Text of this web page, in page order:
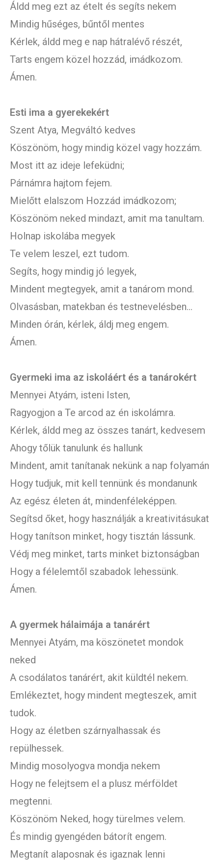
Áldd meg ezt az ételt és segíts nekem
Mindig hűséges, bűntől mentes
Kérlek, áldd meg e nap hátralévő részét,
Tarts engem közel hozzád, imádkozom.
Ámen.
Esti ima a gyerekekért
Szent Atya, Megváltó kedves
Köszönöm, hogy mindig közel vagy hozzám.
Most itt az ideje lefeküdni;
Párnámra hajtom fejem.
Mielőtt elalszom Hozzád imádkozom;
Köszönöm neked mindazt, amit ma tanultam.
Holnap iskolába megyek
Te velem leszel, ezt tudom.
Segíts, hogy mindig jó legyek,
Mindent megtegyek, amit a tanárom mond.
Olvasásban, matekban és testnevelésben…
Minden órán, kérlek, áldj meg engem.
Ámen.
Gyermeki ima az iskoláért és a tanárokért
Mennyei Atyám, isteni Isten,
Ragyogjon a Te arcod az én iskolámra.
Kérlek, áldd meg az összes tanárt, kedvesem
Ahogy tőlük tanulunk és hallunk
Mindent, amit tanítanak nekünk a nap folyamán
Hogy tudjuk, mit kell tennünk és mondanunk
Az egész életen át, mindenféleképpen.
Segítsd őket, hogy használják a kreativitásukat
Hogy tanítson minket, hogy tisztán lássunk.
Védj meg minket, tarts minket biztonságban
Hogy a félelemtől szabadok lehessünk.
Ámen.
A gyermek hálaimája a tanárért
Mennyei Atyám, ma köszönetet mondok
neked
A csodálatos tanárért, akit küldtél nekem.
Emlékeztet, hogy mindent megteszek, amit
tudok.
Hogy az életben szárnyalhassak és
repülhessek.
Mindig mosolyogva mondja nekem
Hogy ne felejtsem el a plusz mérföldet
megtenni.
Köszönöm Neked, hogy türelmes velem.
És mindig gyengéden bátorít engem.
Megtanít alaposnak és igaznak lenni